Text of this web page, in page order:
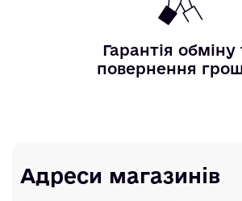
Гарантія обміну
повернення
Адреси магазинів